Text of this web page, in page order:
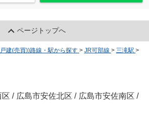
ページトップへ
建(売買))路線・駅から探す > JR可部線 > 三滝駅 >
区 / 広島市安佐北区 / 広島市安佐南区 /